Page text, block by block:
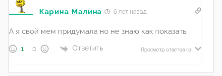
Карина Малина 6 лет назад
А я свой мем придумала но не знаю как показать
1 0 Ответить Просмотр ответов (1)